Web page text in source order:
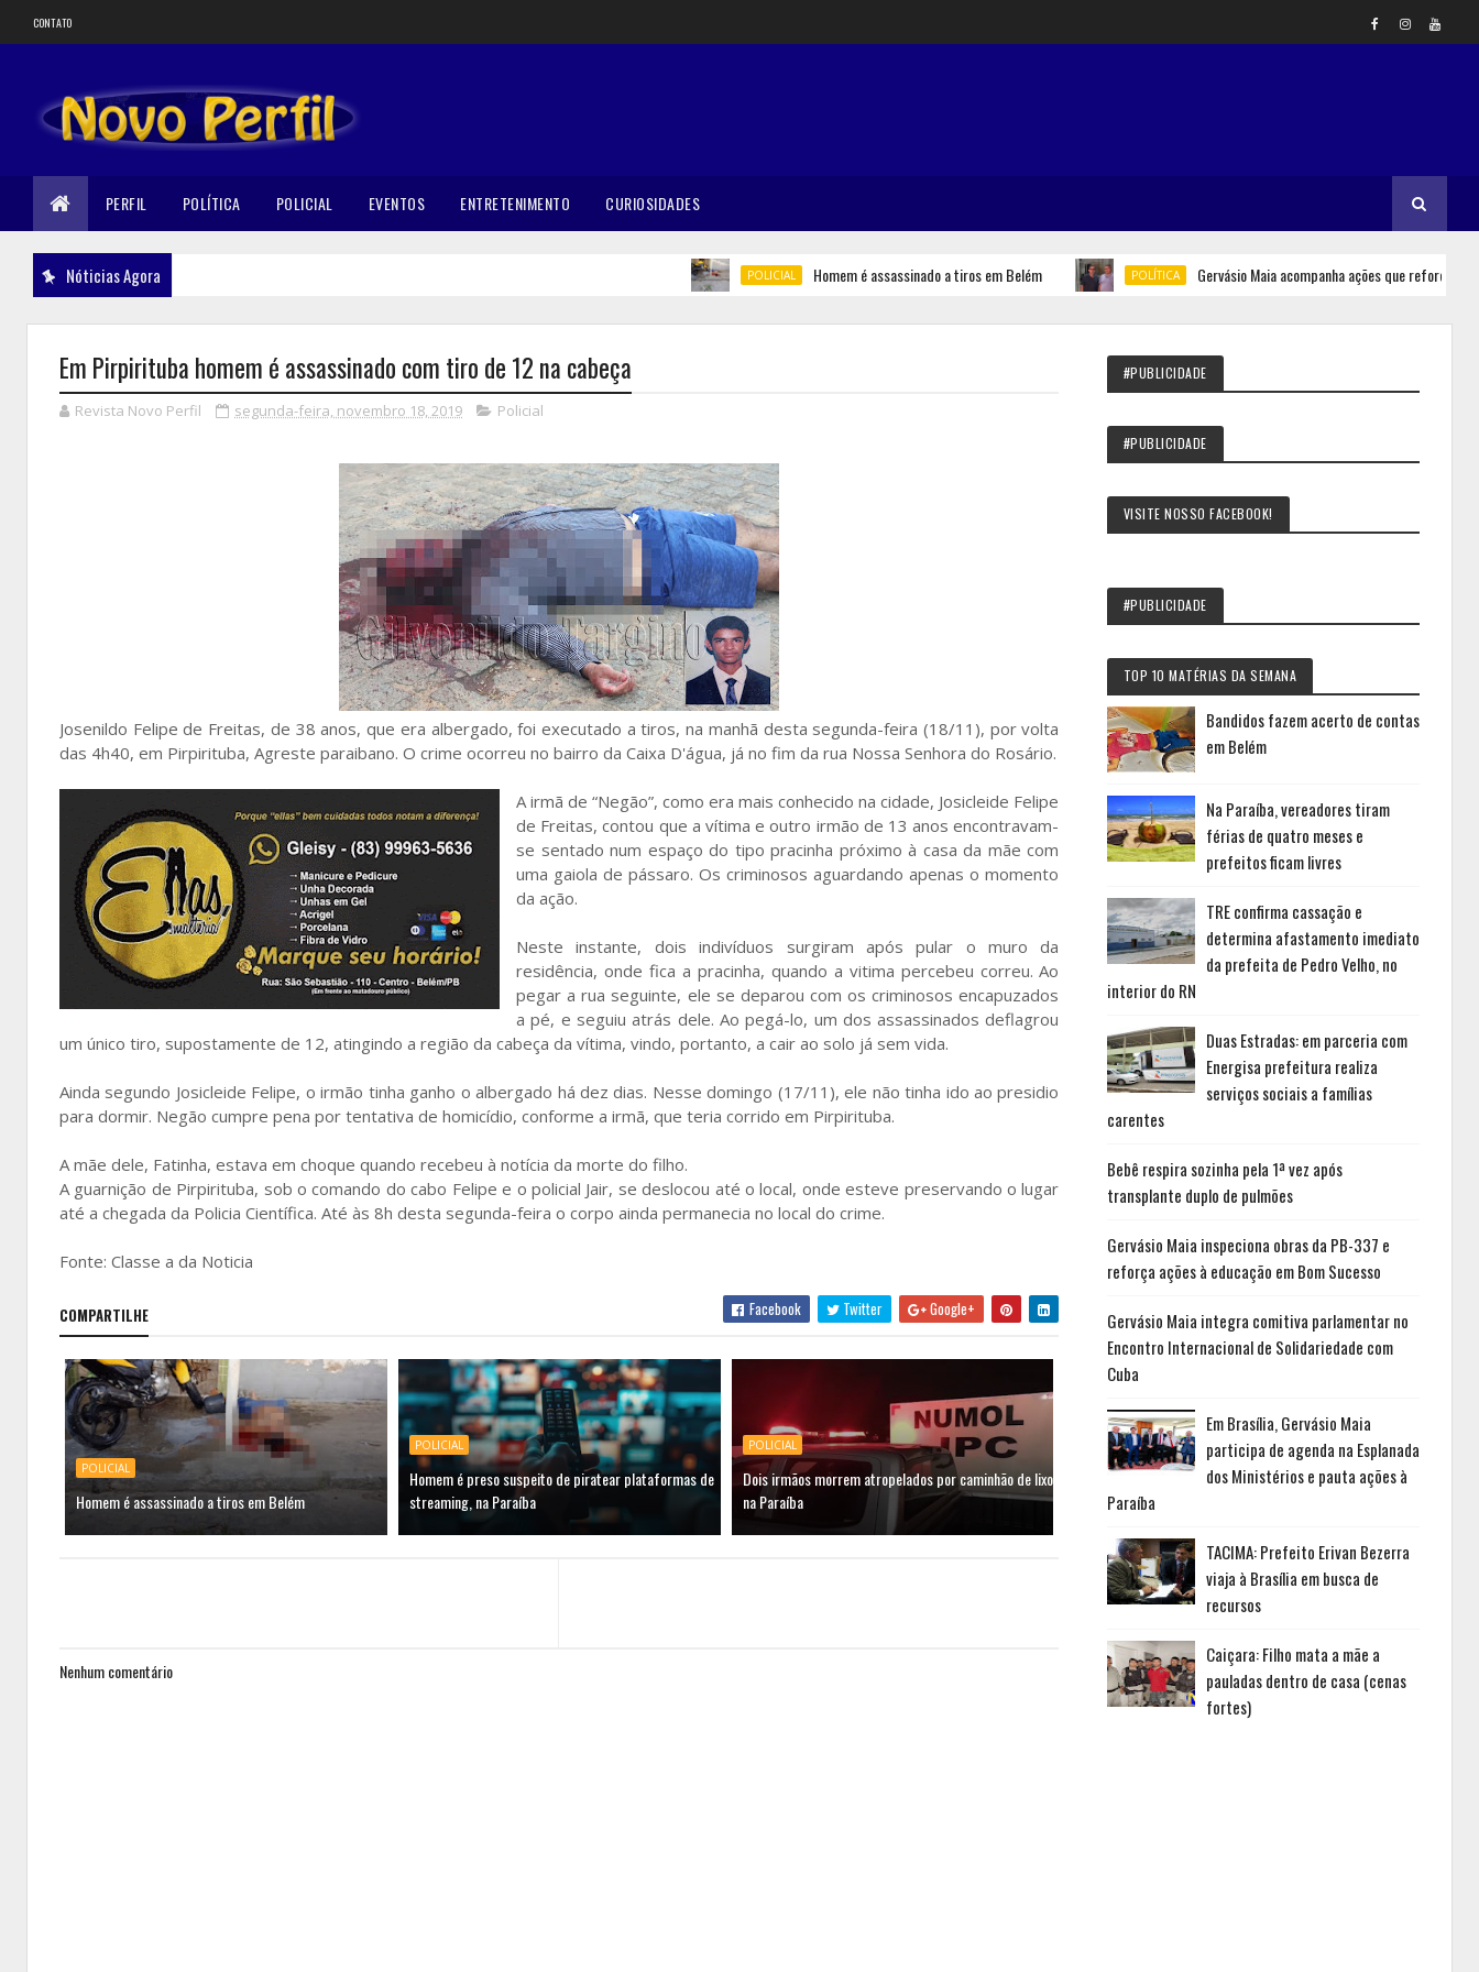
CONTATO
PERFIL POLÍTICA POLICIAL EVENTOS ENTRETENIMENTO CURIOSIDADES
Nóticias Agora POLICIAL Homem é assassinado a tiros em Belém POLÍTICA Gervásio Maia acompanha ações que reforçam
Em Pirpirituba homem é assassinado com tiro de 12 na cabeça
Revista Novo Perfil segunda-feira, novembro 18, 2019 Policial
Josenildo Felipe de Freitas, de 38 anos, que era albergado, foi executado a tiros, na manhã desta segunda-feira (18/11), por volta
das 4h40, em Pirpirituba, Agreste paraibano. O crime ocorreu no bairro da Caixa D'água, já no fim da rua Nossa Senhora do Rosário.
A irmã de “Negão”, como era mais conhecido na cidade, Josicleide Felipe
de Freitas, contou que a vítima e outro irmão de 13 anos encontravam-
se sentado num espaço do tipo pracinha próximo à casa da mãe com
uma gaiola de pássaro. Os criminosos aguardando apenas o momento
da ação.
Neste instante, dois indivíduos surgiram após pular o muro da
residência, onde fica a pracinha, quando a vitima percebeu correu. Ao
pegar a rua seguinte, ele se deparou com os criminosos encapuzados
a pé, e seguiu atrás dele. Ao pegá-lo, um dos assassinados deflagrou
um único tiro, supostamente de 12, atingindo a região da cabeça da vítima, vindo, portanto, a cair ao solo já sem vida.
Ainda segundo Josicleide Felipe, o irmão tinha ganho o albergado há dez dias. Nesse domingo (17/11), ele não tinha ido ao presidio
para dormir. Negão cumpre pena por tentativa de homicídio, conforme a irmã, que teria corrido em Pirpirituba.
A mãe dele, Fatinha, estava em choque quando recebeu à notícia da morte do filho.
A guarnição de Pirpirituba, sob o comando do cabo Felipe e o policial Jair, se deslocou até o local, onde esteve preservando o lugar
até a chegada da Policia Científica. Até às 8h desta segunda-feira o corpo ainda permanecia no local do crime.
Fonte: Classe a da Noticia
COMPARTILHE Facebook Twitter Google+
POLICIAL
Homem é assassinado a tiros em Belém
POLICIAL
Homem é preso suspeito de piratear plataformas de
streaming, na Paraíba
POLICIAL
Dois irmãos morrem atropelados por caminhão de lixo
na Paraíba
Nenhum comentário
#PUBLICIDADE
#PUBLICIDADE
VISITE NOSSO FACEBOOK!
#PUBLICIDADE
TOP 10 MATÉRIAS DA SEMANA
Bandidos fazem acerto de contas
em Belém
Na Paraíba, vereadores tiram
férias de quatro meses e
prefeitos ficam livres
TRE confirma cassação e
determina afastamento imediato
da prefeita de Pedro Velho, no
interior do RN
Duas Estradas: em parceria com
Energisa prefeitura realiza
serviços sociais a famílias
carentes
Bebê respira sozinha pela 1ª vez após
transplante duplo de pulmões
Gervásio Maia inspeciona obras da PB-337 e
reforça ações à educação em Bom Sucesso
Gervásio Maia integra comitiva parlamentar no
Encontro Internacional de Solidariedade com
Cuba
Em Brasília, Gervásio Maia
participa de agenda na Esplanada
dos Ministérios e pauta ações à
Paraíba
TACIMA: Prefeito Erivan Bezerra
viaja à Brasília em busca de
recursos
Caiçara: Filho mata a mãe a
pauladas dentro de casa (cenas
fortes)